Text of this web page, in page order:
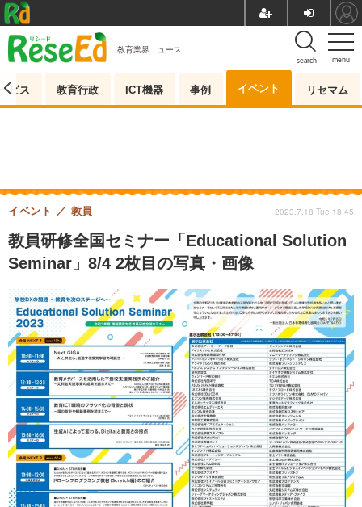
menu
search
教育業界ニュース
ビス 教育行政 ICT機器 事例 イベント リセマム
教員研修全国セミナー「Educational Solution
Seminar」8/4 2枚目の写真・画像
イベント 教員 2023.7.18 Tue 18:45